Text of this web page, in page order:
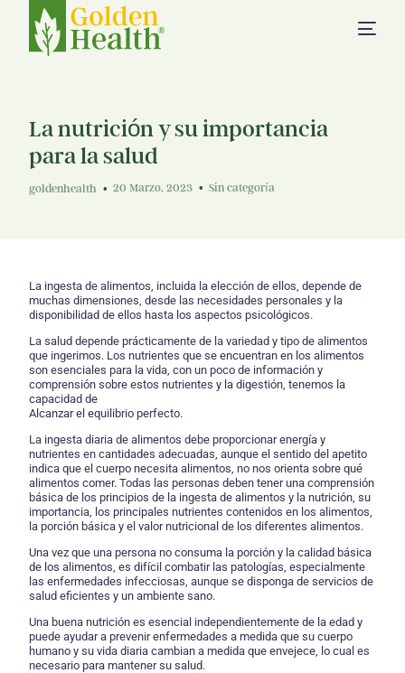
La nutrición y su importancia
para la salud
goldenhealth 20 Marzo, 2023 Sin categoría
La ingesta de alimentos, incluida la elección de ellos, depende de
muchas dimensiones, desde las necesidades personales y la
disponibilidad de ellos hasta los aspectos psicológicos.
La salud depende prácticamente de la variedad y tipo de alimentos
que ingerimos. Los nutrientes que se encuentran en los alimentos
son esenciales para la vida, con un poco de información y
comprensión sobre estos nutrientes y la digestión, tenemos la
capacidad de
Alcanzar el equilibrio perfecto.
La ingesta diaria de alimentos debe proporcionar energía y
nutrientes en cantidades adecuadas, aunque el sentido del apetito
indica que el cuerpo necesita alimentos, no nos orienta sobre qué
alimentos comer. Todas las personas deben tener una comprensión
básica de los principios de la ingesta de alimentos y la nutrición, su
importancia, los principales nutrientes contenidos en los alimentos,
la porción básica y el valor nutricional de los diferentes alimentos.
Una vez que una persona no consuma la porción y la calidad básica
de los alimentos, es difícil combatir las patologías, especialmente
las enfermedades infecciosas, aunque se disponga de servicios de
salud eficientes y un ambiente sano.
Una buena nutrición es esencial independientemente de la edad y
puede ayudar a prevenir enfermedades a medida que su cuerpo
humano y su vida diaria cambian a medida que envejece, lo cual es
necesario para mantener su salud.
Home
Servicios
Sedes
Solicita tu crédito